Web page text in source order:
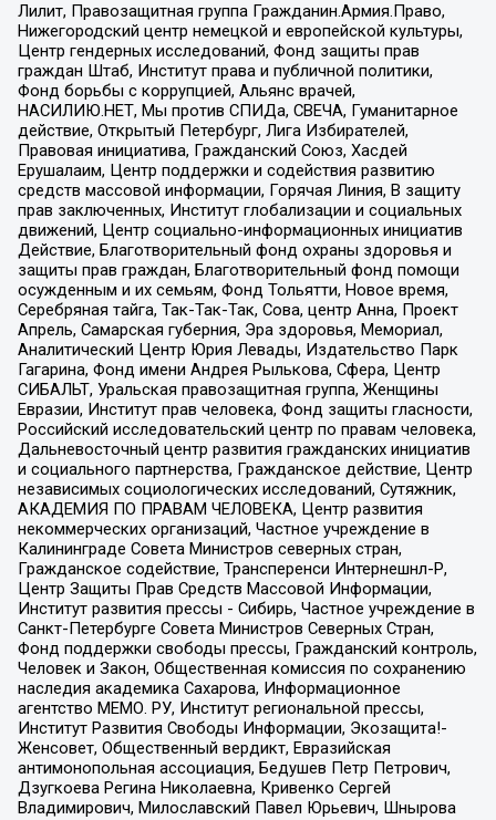
Лилит, Правозащитная группа Гражданин.Армия.Право,
Нижегородский центр немецкой и европейской культуры,
Центр гендерных исследований, Фонд защиты прав
граждан Штаб, Институт права и публичной политики,
Фонд борьбы с коррупцией, Альянс врачей,
НАСИЛИЮ.НЕТ, Мы против СПИДа, СВЕЧА, Гуманитарное
действие, Открытый Петербург, Лига Избирателей,
Правовая инициатива, Гражданский Союз, Хасдей
Ерушалаим, Центр поддержки и содействия развитию
средств массовой информации, Горячая Линия, В защиту
прав заключенных, Институт глобализации и социальных
движений, Центр социально-информационных инициатив
Действие, Благотворительный фонд охраны здоровья и
защиты прав граждан, Благотворительный фонд помощи
осужденным и их семьям, Фонд Тольятти, Новое время,
Серебряная тайга, Так-Так-Так, Сова, центр Анна, Проект
Апрель, Самарская губерния, Эра здоровья, Мемориал,
Аналитический Центр Юрия Левады, Издательство Парк
Гагарина, Фонд имени Андрея Рылькова, Сфера, Центр
СИБАЛЬТ, Уральская правозащитная группа, Женщины
Евразии, Институт прав человека, Фонд защиты гласности,
Российский исследовательский центр по правам человека,
Дальневосточный центр развития гражданских инициатив
и социального партнерства, Гражданское действие, Центр
независимых социологических исследований, Сутяжник,
АКАДЕМИЯ ПО ПРАВАМ ЧЕЛОВЕКА, Центр развития
некоммерческих организаций, Частное учреждение в
Калининграде Совета Министров северных стран,
Гражданское содействие, Трансперенси Интернешнл-Р,
Центр Защиты Прав Средств Массовой Информации,
Институт развития прессы - Сибирь, Частное учреждение в
Санкт-Петербурге Совета Министров Северных Стран,
Фонд поддержки свободы прессы, Гражданский контроль,
Человек и Закон, Общественная комиссия по сохранению
наследия академика Сахарова, Информационное
агентство МЕМО. РУ, Институт региональной прессы,
Институт Развития Свободы Информации, Экозащита!-
Женсовет, Общественный вердикт, Евразийская
антимонопольная ассоциация, Бедушев Петр Петрович,
Дзугкоева Регина Николаевна, Кривенко Сергей
Владимирович, Милославский Павел Юрьевич, Шнырова